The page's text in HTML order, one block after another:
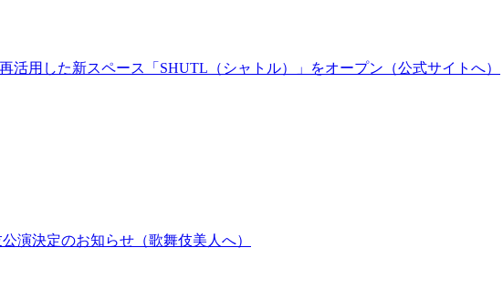
活用した新スペース「SHUTL（シャトル）」をオープン（公式サイトへ）
演決定のお知らせ（歌舞伎美人へ）